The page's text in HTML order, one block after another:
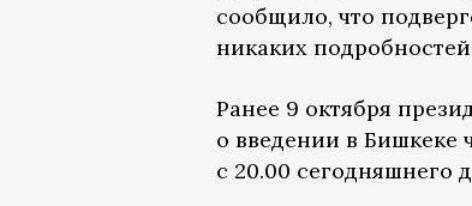
сообщило, что
никаких
Ранее 9 октября
о введении в Бишкеке
с 20.00 сегодняшнего